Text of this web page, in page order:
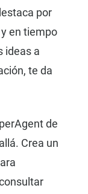
por
en tiempo
ideas a
te da
de
Crea un